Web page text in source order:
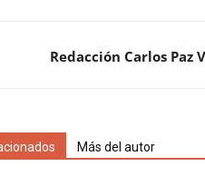
Redacción Carlos Paz
Más del autor